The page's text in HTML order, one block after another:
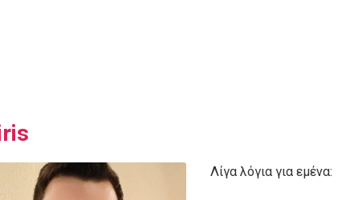
Λίγα λόγια για εμένα: